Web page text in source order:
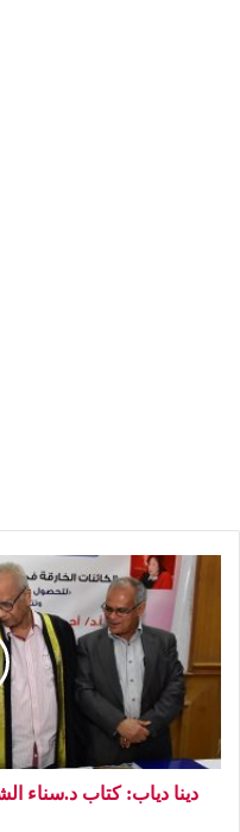
دينا دياب: كتاب د.سناء